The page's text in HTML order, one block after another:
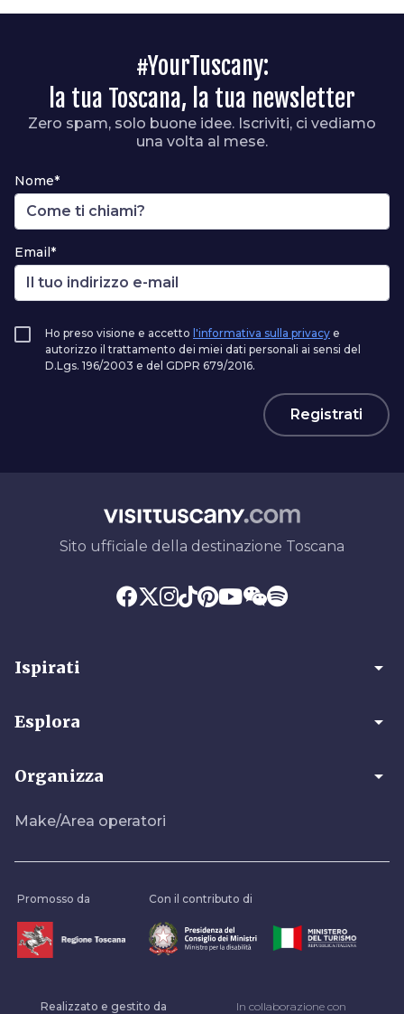
#YourTuscany:
la tua Toscana, la tua newsletter
Zero spam, solo buone idee. Iscriviti, ci vediamo
una volta al mese.
Nome*
Email*
Ho preso visione e accetto l'informativa sulla privacy e
autorizzo il trattamento dei miei dati personali ai sensi del
D.Lgs. 196/2003 e del GDPR 679/2016.
Registrati
Sito ufficiale della destinazione Toscana
Ispirati arrow_drop_down
Esplora arrow_drop_down
Organizza arrow_drop_down
Make/Area operatori
Promosso da Con il contributo di
Realizzato e gestito da In collaborazione con